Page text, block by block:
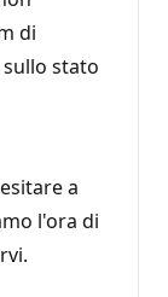
di
stato
a
l'ora di